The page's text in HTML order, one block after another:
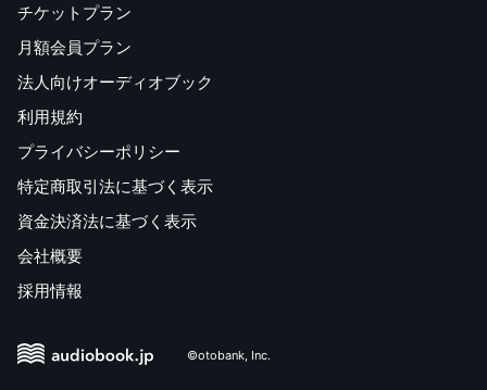
チケットプラン
月額会員プラン
法人向けオーディオブック
利用規約
プライバシーポリシー
特定商取引法に基づく表示
資金決済法に基づく表示
会社概要
採用情報
©otobank, Inc.